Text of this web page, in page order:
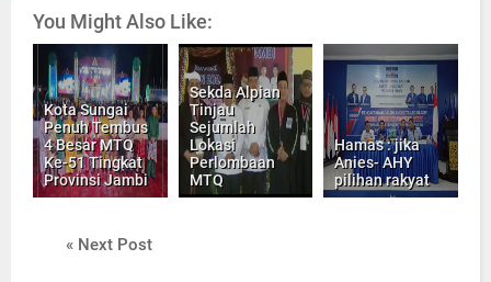
You Might Also Like:
Kota Sungai
Penuh Tembus
4 Besar MTQ
Ke-51 Tingkat
Provinsi Jambi
Sekda Alpian
Tinjau
Sejumlah
Lokasi
Perlombaan
MTQ
Hamas : jika
Anies- AHY
pilihan rakyat
« Next Post